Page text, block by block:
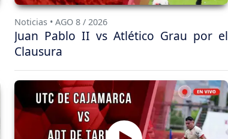
Noticias • AGO 8 / 2026
Juan Pablo II vs Atlético Grau por el
Clausura